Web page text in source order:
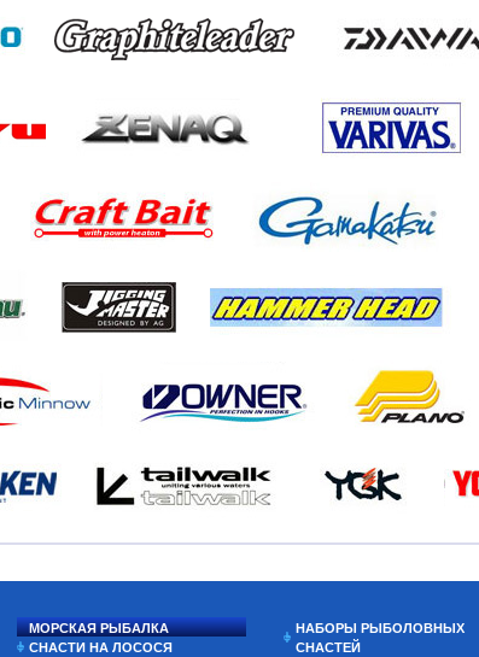
МОРСКАЯ РЫБАЛКА
СНАСТИ НА ЛОСОСЯ
НАБОРЫ РЫБОЛОВНЫХ
СНАСТЕЙ